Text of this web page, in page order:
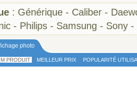
: Générique - Caliber -
- Philips - Samsung - Sony -
photo
PRODUIT MEILLEUR PRIX POPULARITÉ